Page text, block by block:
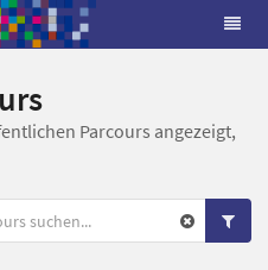
Parcours angezeigt,